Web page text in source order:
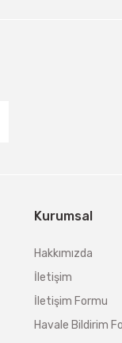
Kurumsal
Hakkımızda
İletişim
İletişim Formu
Havale Bildirim